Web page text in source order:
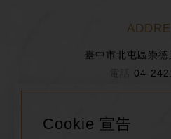
Cookie 宣告
臺中市北屯區崇
04-
BUSINESS